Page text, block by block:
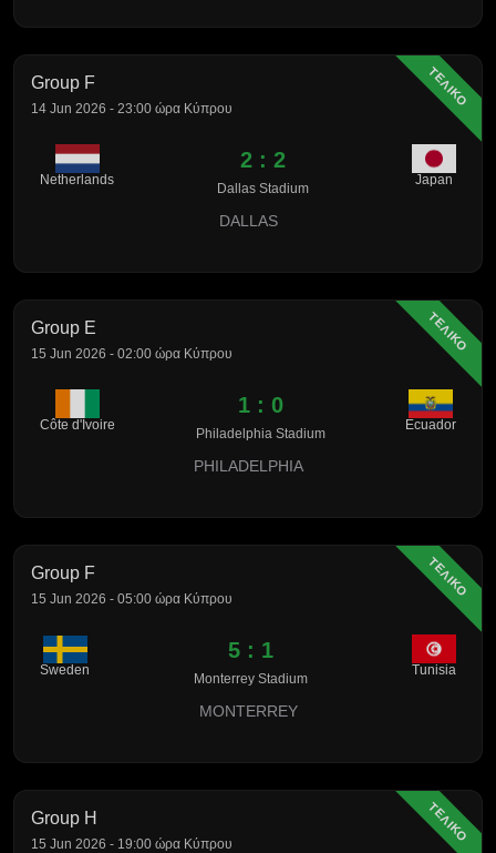
ΤΕΛΙΚΟ
Group F
14 Jun 2026 - 23:00 ώρα Κύπρου
Netherlands
2 : 2
Dallas Stadium
Japan
DALLAS
ΤΕΛΙΚΟ
Group E
15 Jun 2026 - 02:00 ώρα Κύπρου
Côte d'Ivoire
1 : 0
Philadelphia Stadium
Ecuador
PHILADELPHIA
ΤΕΛΙΚΟ
Group F
15 Jun 2026 - 05:00 ώρα Κύπρου
Sweden
5 : 1
Monterrey Stadium
Tunisia
MONTERREY
ΤΕΛΙΚΟ
Group H
15 Jun 2026 - 19:00 ώρα Κύπρου